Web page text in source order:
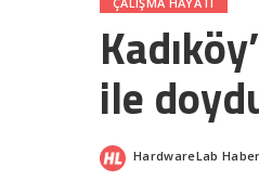
ile
Posted
HardwareLab